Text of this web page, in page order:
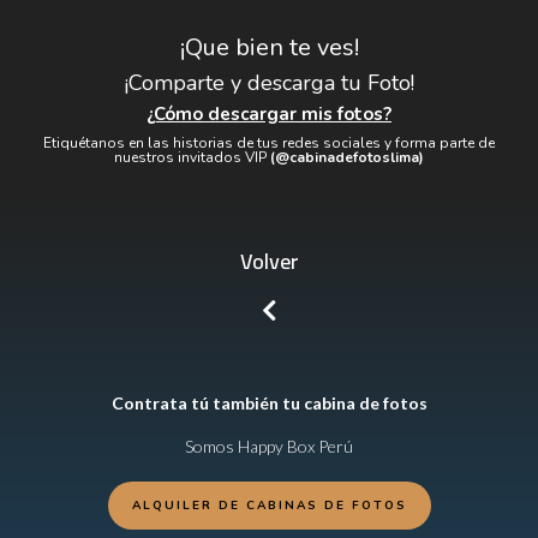
¡Que bien te ves!
¡Comparte y descarga tu Foto!
¿Cómo descargar mis fotos?
Etiquétanos en las historias de tus redes sociales y forma parte de
nuestros invitados VIP (@cabinadefotoslima)
Volver
Contrata tú también tu cabina de fotos
Somos Happy Box Perú
ALQUILER DE CABINAS DE FOTOS